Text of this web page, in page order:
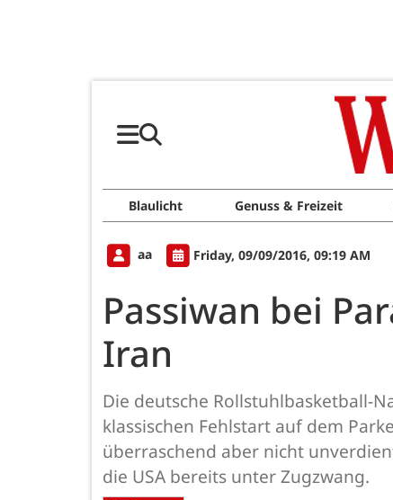
Blaulicht Genuss & Freizeit
aa Friday, 09/09/2016, 09:19 AM
Passiwan bei
Iran
Die deutsche Rollstuhlbasketball-
klassischen Fehlstart auf dem
überraschend aber nicht
die USA bereits unter Zugzwang.